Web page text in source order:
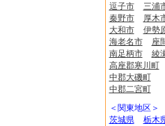
逗子市
三浦
秦野市
厚木
大和市
伊勢
海老名市
座
南足柄市
綾
高座郡寒川町
中郡大磯町
中郡二宮町
＜関東地区＞
茨城県
栃木